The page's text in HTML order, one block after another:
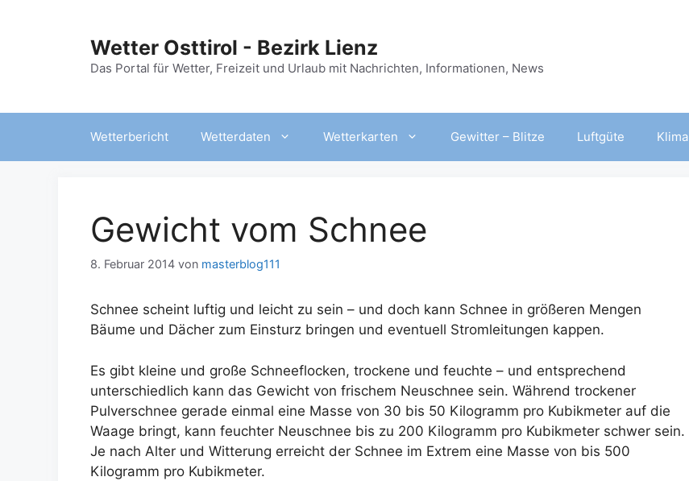
Wetter Osttirol - Bezirk Lienz
Das Portal für Wetter, Freizeit und Urlaub mit Nachrichten, Informationen, News
Wetterbericht Wetterdaten Wetterkarten Gewitter – Blitze Luftgüte Klima
Gewicht vom Schnee
8. Februar 2014 von masterblog111
Schnee scheint luftig und leicht zu sein – und doch kann Schnee in größeren Mengen
Bäume und Dächer zum Einsturz bringen und eventuell Stromleitungen kappen.
Es gibt kleine und große Schneeflocken, trockene und feuchte – und entsprechend
unterschiedlich kann das Gewicht von frischem Neuschnee sein. Während trockener
Pulverschnee gerade einmal eine Masse von 30 bis 50 Kilogramm pro Kubikmeter auf die
Waage bringt, kann feuchter Neuschnee bis zu 200 Kilogramm pro Kubikmeter schwer sein.
Je nach Alter und Witterung erreicht der Schnee im Extrem eine Masse von bis 500
Kilogramm pro Kubikmeter.